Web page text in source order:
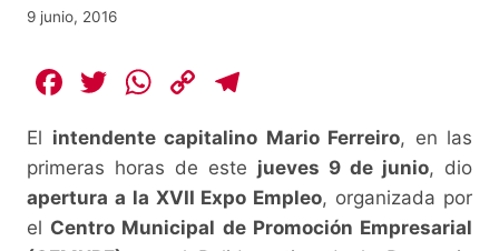
9 junio, 2016
F
c
e
b
T
itt
er
W
at
s
A
C
p
y
Li
e
gr
a
El intendente capitalino Mario Ferreiro, en las
primeras horas de este jueves 9 de junio, dio
apertura a la XVII Expo Empleo, organizada por
el Centro Municipal de Promoción Empresarial